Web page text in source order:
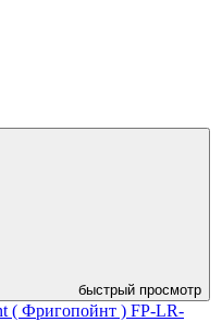
быстрый просмотр